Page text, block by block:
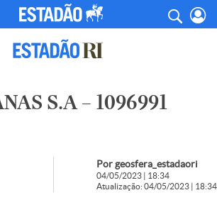
S.A – 1096991
Por geosfera_estadaori
04/05/2023 | 18:34
Atualização: 04/05/2023 | 18:34